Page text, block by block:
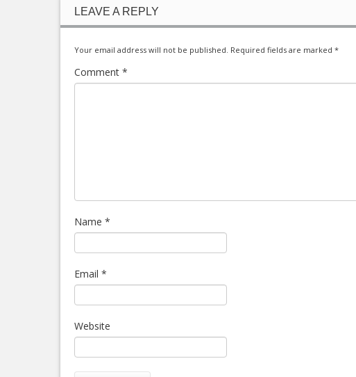
LEAVE A REPLY
Your email address will not be published. Required fields are marked *
Comment *
Name *
Email *
Website